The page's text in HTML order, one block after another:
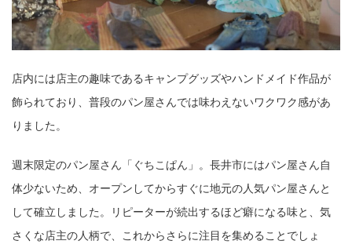
店内には店主の趣味であるキャンプグッズやハンドメイド作品が
飾られており、普段のパン屋さんでは味わえないワクワク感があ
りました。
週末限定のパン屋さん「ぐちこぱん」。長井市にはパン屋さん自
体少ないため、オープンしてからすぐに地元の人気パン屋さんと
して確立しました。リピーターが続出するほど癖になる味と、気
さくな店主の人柄で、これからさらに注目を集めることでしょ